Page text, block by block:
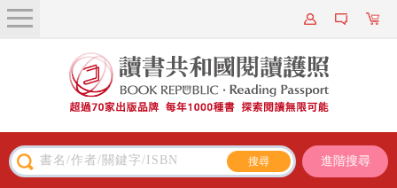
關於我們
近期新書
主題閱讀
進階搜尋